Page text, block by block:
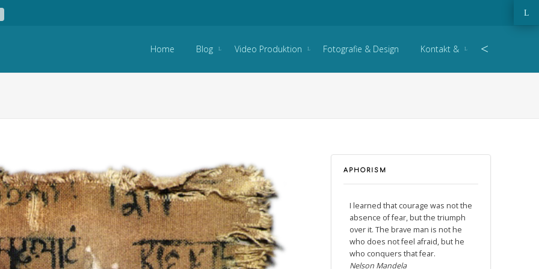
Home
Blog Video Produktion Fotografie & Design Kontakt &
APHORISM
I learned that courage was not the
absence of fear, but the triumph
over it. The brave man is not he
who does not feel afraid, but he
who conquers that fear.
Nelson Mandela